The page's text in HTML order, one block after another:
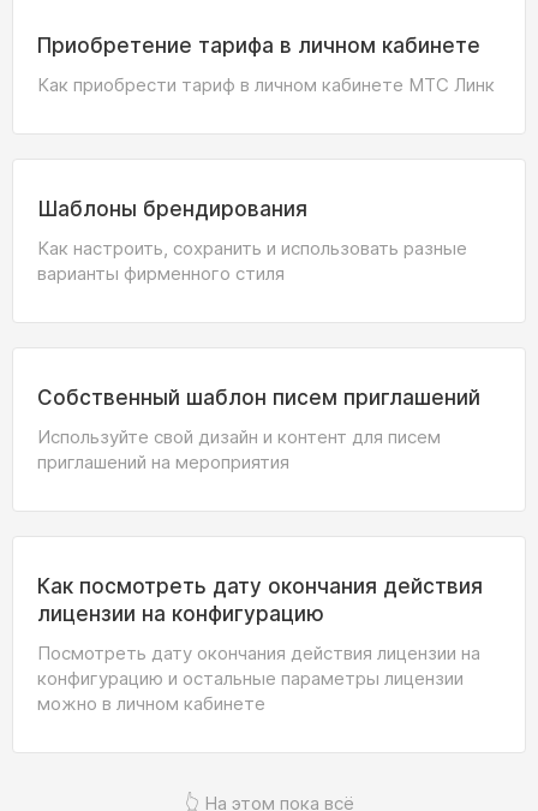
Приобретение тарифа в личном кабинете
Как приобрести тариф в личном кабинете МТС Линк
Шаблоны брендирования
Как настроить, сохранить и использовать разные
варианты фирменного стиля
Собственный шаблон писем приглашений
Используйте свой дизайн и контент для писем
приглашений на мероприятия
Как посмотреть дату окончания действия
лицензии на конфигурацию
Посмотреть дату окончания действия лицензии на
конфигурацию и остальные параметры лицензии
можно в личном кабинете
👆 На этом пока всё